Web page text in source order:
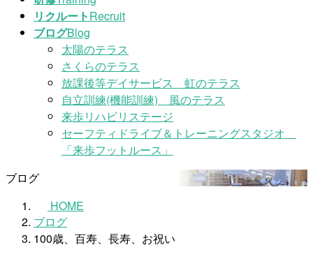
リクルートRecruit
ブログBlog
太陽のテラス
さくらのテラス
放課後等デイサービス 虹のテラス
自立訓練(機能訓練) 風のテラス
来歩リハビリステージ
セーフティドライブ＆トレーニングスタジオ
「来歩フットルース」
ブログ
HOME
ブログ
100歳、百寿、長寿、お祝い